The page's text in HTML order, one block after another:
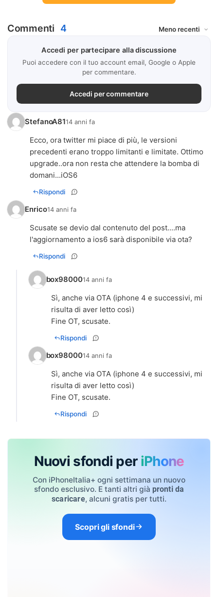
Commenti 4
Accedi per partecipare alla discussione
Puoi accedere con il tuo account email, Google o Apple
per commentare.
Accedi per commentare
StefanoA8114 anni fa
Ecco, ora twitter mi piace di più, le versioni
precedenti erano troppo limitanti e limitate. Ottimo
upgrade..ora non resta che attendere la bomba di
domani...iOS6
Rispondi
Enrico14 anni fa
Scusate se devio dal contenuto del post....ma
l'aggiornamento a ios6 sarà disponibile via ota?
Rispondi
box9800014 anni fa
Sì, anche via OTA (iphone 4 e successivi, mi
risulta di aver letto così)
Fine OT, scusate.
Rispondi
box9800014 anni fa
Sì, anche via OTA (iphone 4 e successivi, mi
risulta di aver letto così)
Fine OT, scusate.
Rispondi
Nuovi sfondi per iPhone
Con iPhoneItalia+ ogni settimana un nuovo
sfondo esclusivo. E tanti altri già pronti da
scaricare, alcuni gratis per tutti.
Scopri gli sfondi